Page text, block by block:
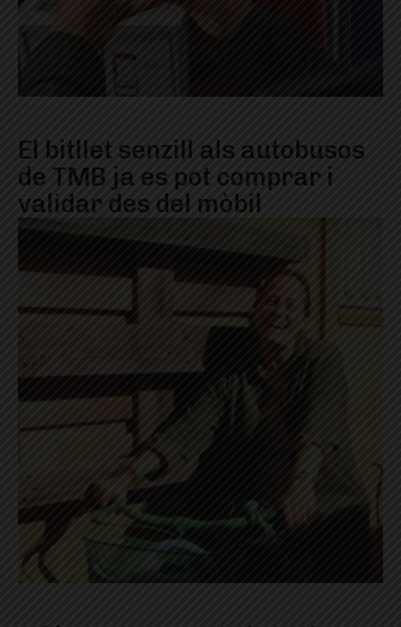
El bitllet senzill als autobusos
de TMB ja es pot comprar i
validar des del mòbil